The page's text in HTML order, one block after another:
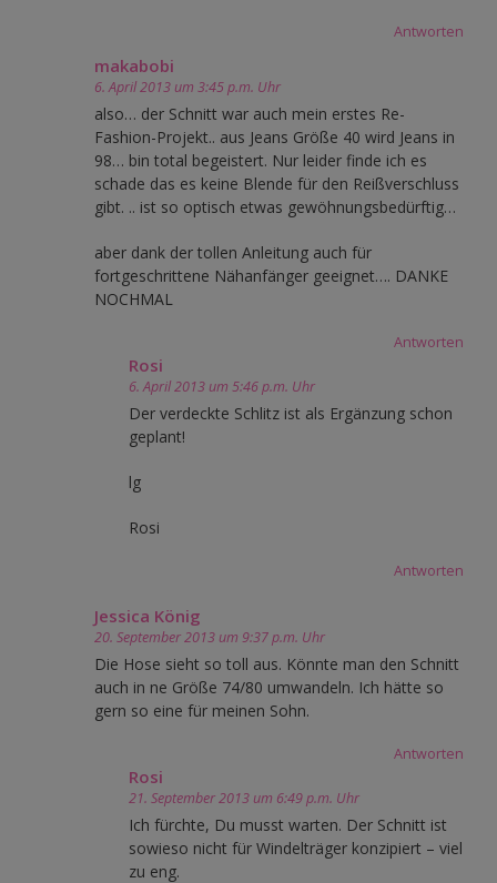
Antworten
makabobi
6. April 2013 um 3:45 p.m. Uhr
also… der Schnitt war auch mein erstes Re-
Fashion-Projekt.. aus Jeans Größe 40 wird Jeans in
98… bin total begeistert. Nur leider finde ich es
schade das es keine Blende für den Reißverschluss
gibt. .. ist so optisch etwas gewöhnungsbedürftig…
aber dank der tollen Anleitung auch für
fortgeschrittene Nähanfänger geeignet…. DANKE
NOCHMAL
Antworten
Rosi
6. April 2013 um 5:46 p.m. Uhr
Der verdeckte Schlitz ist als Ergänzung schon
geplant!
lg
Rosi
Antworten
Jessica König
20. September 2013 um 9:37 p.m. Uhr
Die Hose sieht so toll aus. Könnte man den Schnitt
auch in ne Größe 74/80 umwandeln. Ich hätte so
gern so eine für meinen Sohn.
Antworten
Rosi
21. September 2013 um 6:49 p.m. Uhr
Ich fürchte, Du musst warten. Der Schnitt ist
sowieso nicht für Windelträger konzipiert – viel
zu eng.